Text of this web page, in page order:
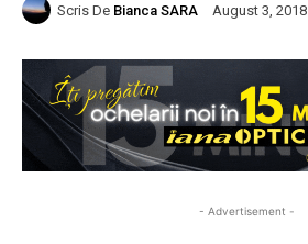
Scris De Bianca SARA August 3, 2018
- Advertisement -